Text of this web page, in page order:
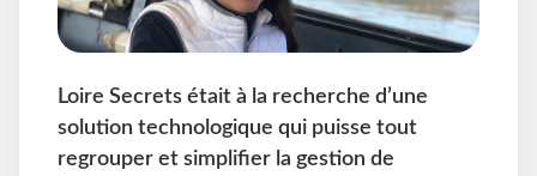
Loire Secrets était à la recherche d’une
solution technologique qui puisse tout
regrouper et simplifier la gestion de